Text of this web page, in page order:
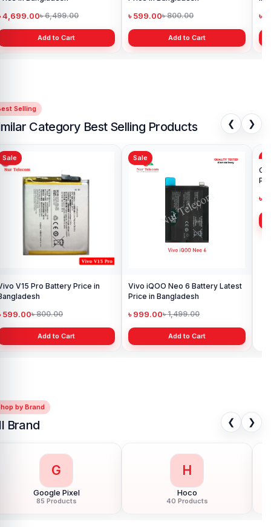
4,699.00৳ 6,499.00
Add to Cart
৳ 599.00৳ 800.00
Add to Cart
৳
Selling
Category Best Selling Products ❮ ❯
Sale
V15 Pro Battery Price in
599.00৳ 800.00
Add to Cart
Sale
Vivo iQOO Neo 6 Battery Latest
Price in Bangladesh
৳ 999.00৳ 1,499.00
Add to Cart
by Brand
Brand ❮ ❯
G
Google Pixel
85 Products
H
Hoco
40 Products